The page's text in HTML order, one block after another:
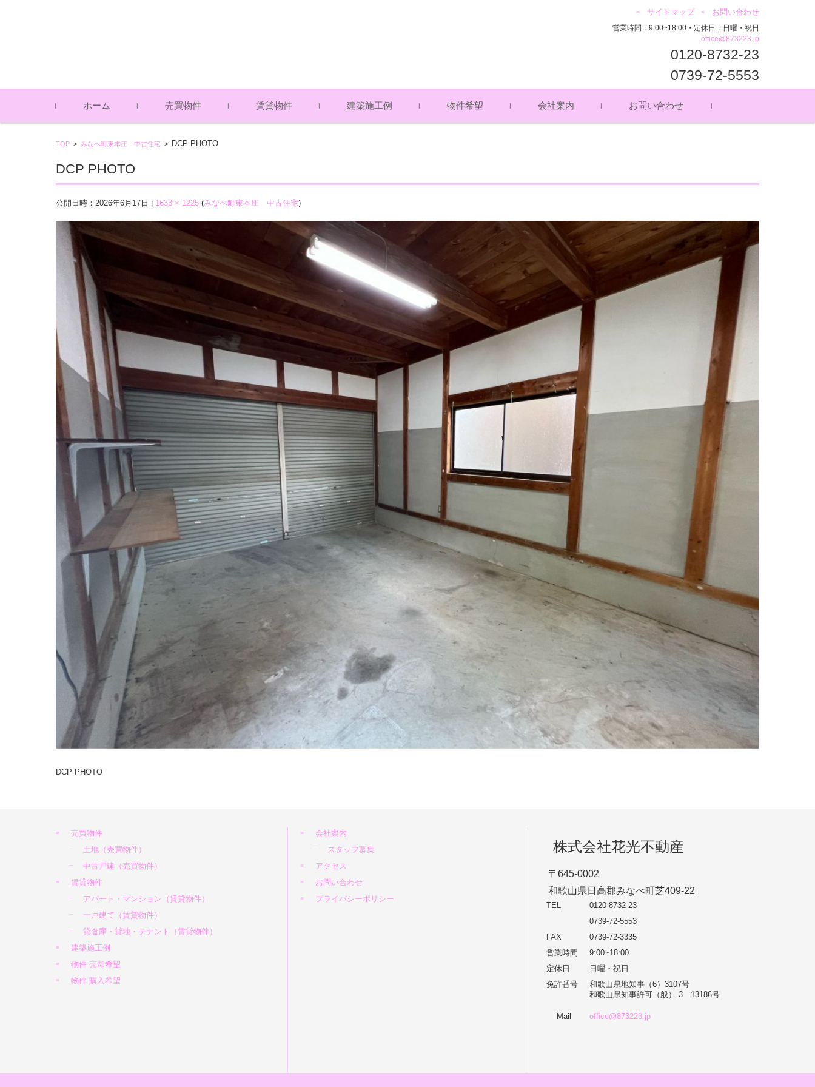
サイトマップ お問い合わせ
営業時間：9:00~18:00・定休日：日曜・祝日
office@873223.jp
0120-8732-23
0739-72-5553
コンテンツに移動
ホーム 売買物件 賃貸物件 建築施工例 物件希望 会社案内 お問い合わせ
TOP > みなべ町東本庄 中古住宅 > DCP PHOTO
DCP PHOTO
公開日時： 2026年6月17日 1633 × 1225 (みなべ町東本庄 中古住宅)
DCP PHOTO
売買物件
土地（売買物件）
中古戸建（売買物件）
賃貸物件
アパート・マンション（賃貸物件）
一戸建て（賃貸物件）
貸倉庫・貸地・テナント（賃貸物件）
建築施工例
物件 売却希望
物件 購入希望
会社案内
スタッフ募集
アクセス
お問い合わせ
プライバシーポリシー
株式会社花光不動産
〒645-0002
和歌山県日高郡みなべ町芝409-22
TEL
0120-8732-23
0739-72-5553
FAX
0739-72-3335
営業時間
9:00~18:00
定休日
日曜・祝日
免許番号
和歌山県地知事（6）3107号
和歌山県知事許可（般）-3 13186号
Mail office@873223.jp